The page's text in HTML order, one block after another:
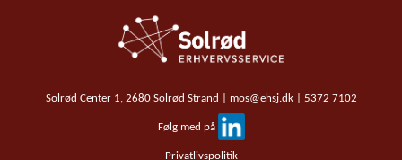
Solrød Center 1, 2680 Solrød Strand | mos@ehsj.dk| 5372 7102
Følg med på
Privatlivspolitik